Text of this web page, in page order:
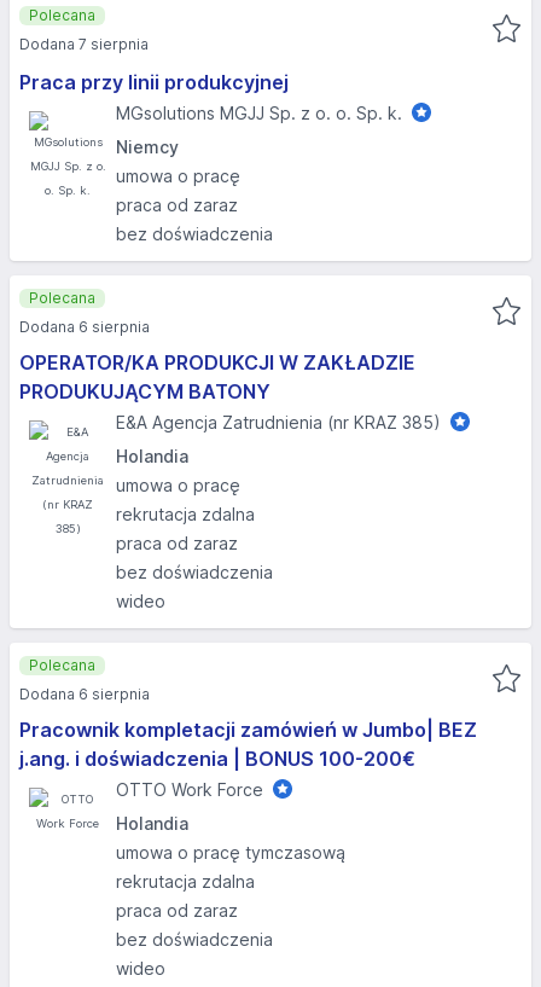
Praca przy linii produkcyjnej
MGsolutions MGJJ Sp. z o. o. Sp. k.
Niemcy
umowa o pracę
praca od zaraz
bez doświadczenia
Polecana
Dodana 7 sierpnia
OPERATOR/KA PRODUKCJI W ZAKŁADZIE
PRODUKUJĄCYM BATONY
E&A Agencja Zatrudnienia (nr KRAZ 385)
Holandia
umowa o pracę
rekrutacja zdalna
praca od zaraz
bez doświadczenia
wideo
Polecana
Dodana 6 sierpnia
Pracownik kompletacji zamówień w Jumbo| BEZ
j.ang. i doświadczenia | BONUS 100-200€
OTTO Work Force
Holandia
umowa o pracę tymczasową
rekrutacja zdalna
praca od zaraz
bez doświadczenia
wideo
Polecana
Dodana 6 sierpnia